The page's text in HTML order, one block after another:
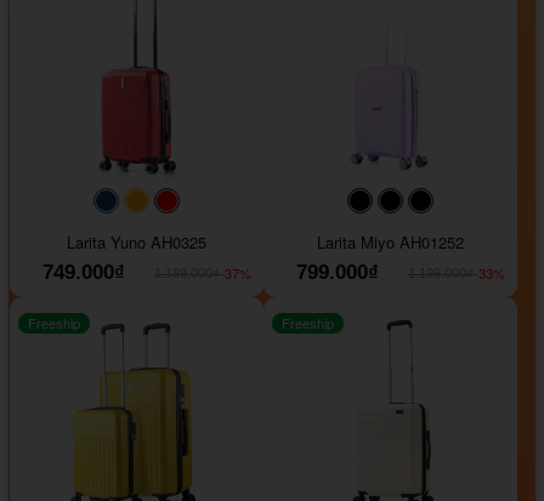
#093f69#ffa500
Larita Yuno AH0325
749.000₫
-37%
#000000#000000
Larita Miyo AH01252
799.000₫
-33%
Freeship Freeship